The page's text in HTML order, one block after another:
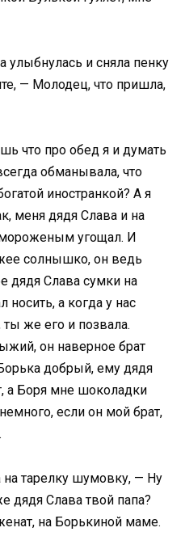
улыбнулась и сняла пенку
— Молодец, что пришла,
что про обед я и думать
обманывала, что
иностранкой? А я
меня дядя Слава и на
мороженым угощал. И
солнышко, он ведь
дядя Слава сумки на
носить, а когда у нас
ты же его и позвала.
он наверное брат
добрый, ему дядя
а Боря мне шоколадки
если он мой брат,
тарелку шумовку, — Ну
дядя Слава твой папа?
на Борькиной маме.